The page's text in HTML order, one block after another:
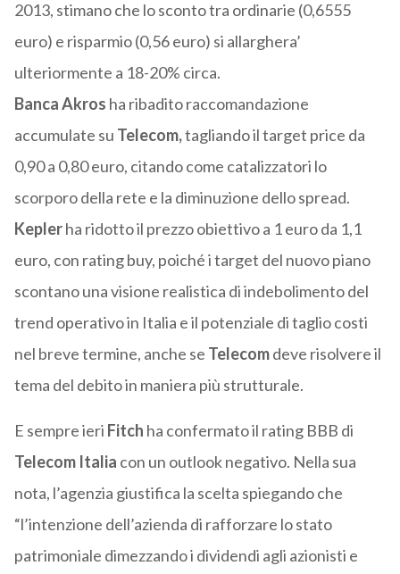
2013, stimano che lo sconto tra ordinarie (0,6555
euro) e risparmio (0,56 euro) si allarghera’
ulteriormente a 18-20% circa.
Banca Akros ha ribadito raccomandazione
accumulate su Telecom,tagliando il target price da
0,90 a 0,80 euro, citando come catalizzatori lo
scorporo della rete e la diminuzione dello spread.
Keplerha ridotto il prezzo obiettivo a 1 euro da 1,1
euro, con rating buy, poiché i target del nuovo piano
scontano una visione realistica di indebolimento del
trend operativo in Italia e il potenziale di taglio costi
nel breve termine, anche se Telecomdeve risolvere il
tema del debito in maniera più strutturale.
E sempre ieri Fitch ha confermato il rating BBB di
Telecom Italia con un outlook negativo. Nella sua
nota, l’agenzia giustifica la scelta spiegando che
“l’intenzione dell’azienda di rafforzare lo stato
patrimoniale dimezzando i dividendi agli azionisti e